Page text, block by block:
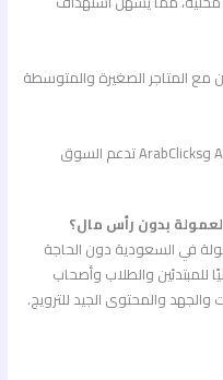
مع المتاجر الصغيرة والمتوسطة
لديهم برامج أفلييت عبر شبكات مثل Admitad وArabClicks تدعم السوق
بدون رأس مال؟
في السعودية دون الحاجة
للمبتدئين والطلاب وأصحاب
والمحتوى الجيد للترويج.